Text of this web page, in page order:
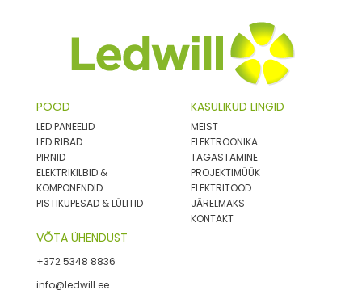
POOD
LED PANEELID
LED RIBAD
PIRNID
ELEKTRIKILBID &
KOMPONENDID
PISTIKUPESAD & LÜLITID
KASULIKUD LINGID
MEIST
ELEKTROONIKA
TAGASTAMINE
PROJEKTIMÜÜK
ELEKTRITÖÖD
JÄRELMAKS
KONTAKT
VÕTA ÜHENDUST
+372 5348 8836
info@ledwill.ee